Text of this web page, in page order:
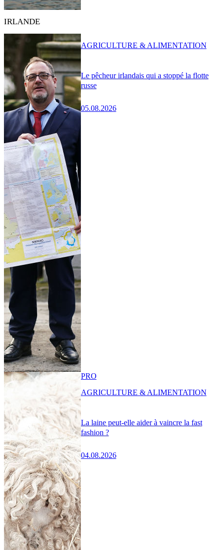
IRLANDE
Le pêcheur irlandais qui a stoppé la flotte
russe
05.08.2026
AGRICULTURE & ALIMENTATION
La laine peut-elle aider à vaincre la fast
fashion ?
04.08.2026
PRO
AGRICULTURE & ALIMENTATION